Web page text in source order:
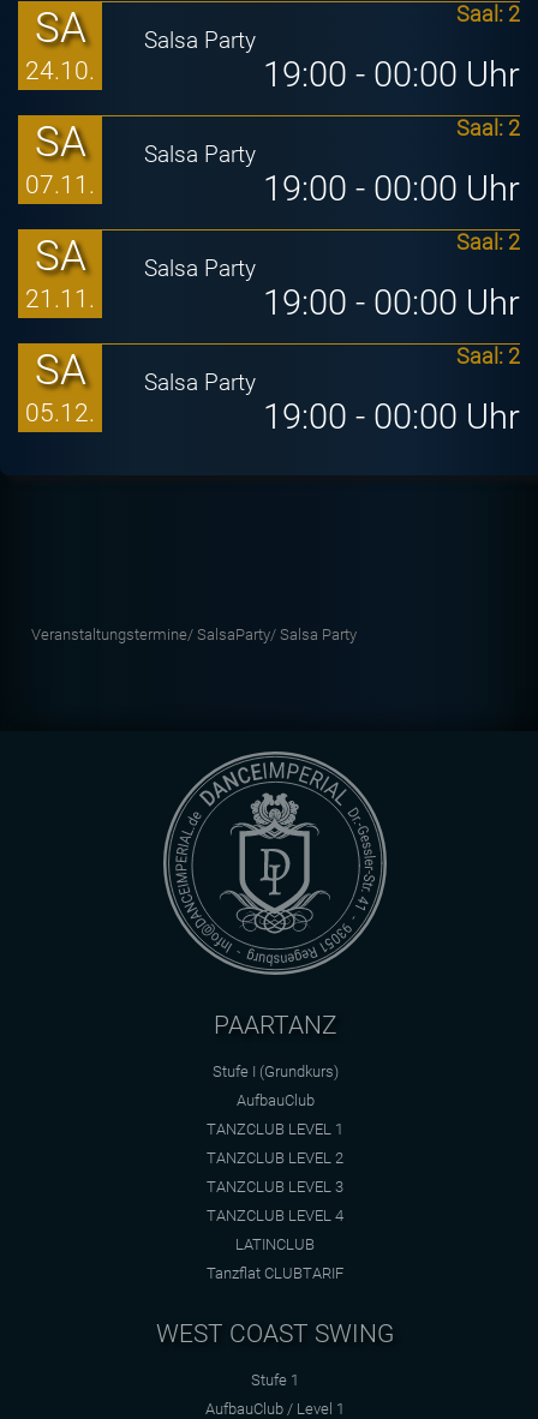
SA
24.10.
Saal: 2
Salsa Party
19:00 - 00:00 Uhr
SA
07.11.
Saal: 2
Salsa Party
19:00 - 00:00 Uhr
SA
21.11.
Saal: 2
Salsa Party
19:00 - 00:00 Uhr
SA
05.12.
Saal: 2
Salsa Party
19:00 - 00:00 Uhr
Veranstaltungstermine/ SalsaParty/ Salsa Party
PAARTANZ
Stufe I (Grundkurs)
AufbauClub
TANZCLUB LEVEL 1
TANZCLUB LEVEL 2
TANZCLUB LEVEL 3
TANZCLUB LEVEL 4
LATINCLUB
Tanzflat CLUBTARIF
WEST COAST SWING
Stufe 1
AufbauClub / Level 1